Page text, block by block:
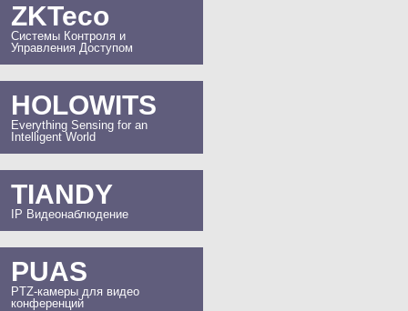
ZKTeco
Системы Контроля и
Управления Доступом
HOLOWITS
Everything Sensing for an
Intelligent World
TIANDY
IP Видеонаблюдение
PUAS
PTZ-камеры для видео
конференций